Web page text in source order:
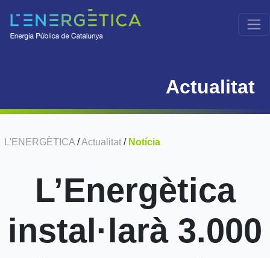
Actualitat
L'ENERGÈTICA /Actualitat / Notícia
L’Energètica
instal·larà 3.000